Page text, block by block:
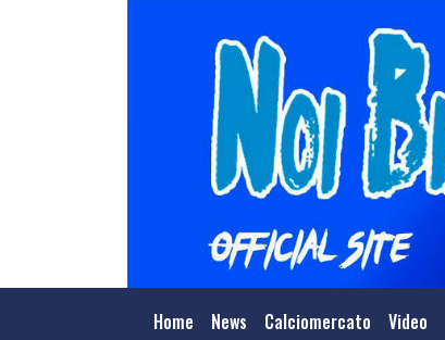
Home News Calciomercato Video